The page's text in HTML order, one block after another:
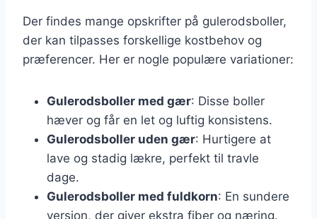
Der findes mange opskrifter på gulerodsboller,
der kan tilpasses forskellige kostbehov og
præferencer. Her er nogle populære variationer:
Gulerodsboller med gær: Disse boller
hæver og får en let og luftig konsistens.
Gulerodsboller uden gær: Hurtigere at
lave og stadig lækre, perfekt til travle
dage.
Gulerodsboller med fuldkorn: En sundere
version, der giver ekstra fiber og næring.